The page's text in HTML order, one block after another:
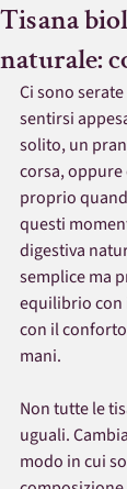
Tisana
naturale:
Ci sono
sentirsi
solito, un
corsa,
proprio
questi
digestiva
semplice ma
equilibrio con
con il
mani.
Non tutte le
uguali.
modo in cui